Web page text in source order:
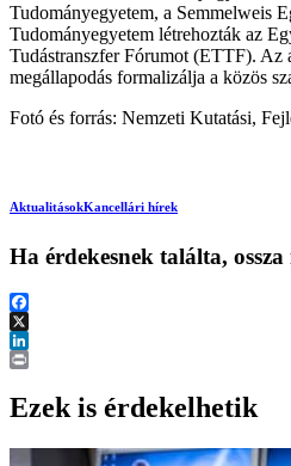
Tudományegyetem, a Semmelweis
Tudományegyetem létrehozták az
Tudástranszfer Fórumot (ETTF). Az
megállapodás formalizálja a közös
Fotó és forrás: Nemzeti Kutatási,
AktualitásokKancellári hírek
Ha érdekesnek találta, ossza
Facebook
X
LinkedIn
Ezek is érdekelhetik